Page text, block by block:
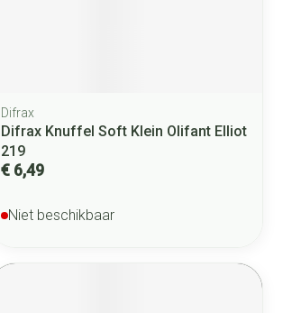
Difrax
Difrax Knuffel Soft Klein Olifant Elliot
219
€ 6,49
Niet beschikbaar